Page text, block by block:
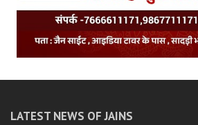
LATEST NEWS OF JAINS